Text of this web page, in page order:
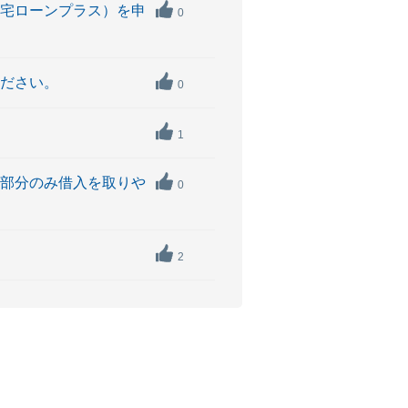
ローンプラス）を申
0
さい。 0
1
分のみ借入を取りや
0
2